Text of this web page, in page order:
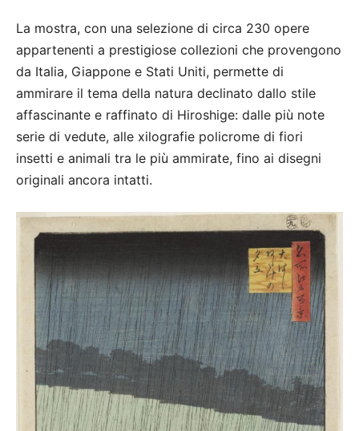
La mostra, con una selezione di circa 230 opere
appartenenti a prestigiose collezioni che provengono
da Italia, Giappone e Stati Uniti, permette di
ammirare il tema della natura declinato dallo stile
affascinante e raffinato di Hiroshige: dalle più note
serie di vedute, alle xilografie policrome di fiori
insetti e animali tra le più ammirate, fino ai disegni
originali ancora intatti.